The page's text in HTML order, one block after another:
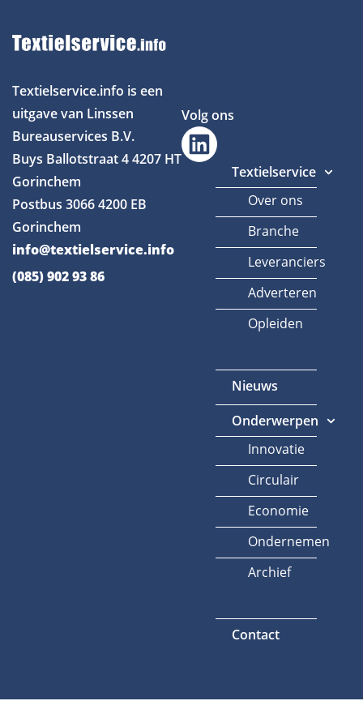
Textielservice.info is een
uitgave van Linssen
Bureauservices B.V.
Buys Ballotstraat 44207 HT
Gorinchem
Postbus 30664200 EB
Gorinchem
info@textielservice.info
(085) 902 93 86
Volg ons
Textielservice
Over ons
Branche
Leveranciers
Adverteren
Opleiden
Nieuws
Onderwerpen
Innovatie
Circulair
Economie
Ondernemen
Archief
Contact